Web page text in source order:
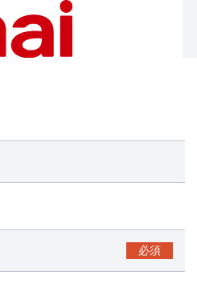
必須